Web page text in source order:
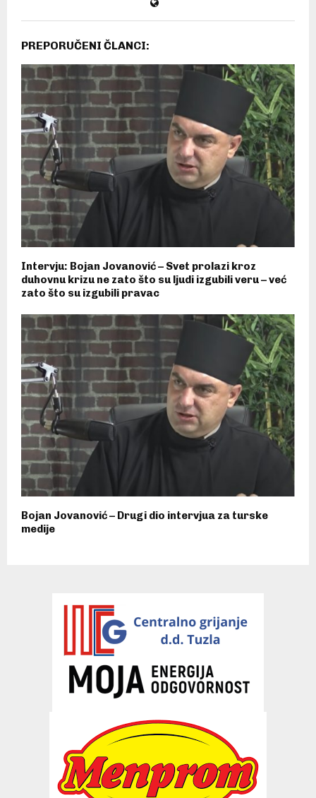
PREPORUČENI ČLANCI:
Intervju: Bojan Jovanović – Svet prolazi kroz
duhovnu krizu ne zato što su ljudi izgubili veru – već
zato što su izgubili pravac
Bojan Jovanović – Drugi dio intervjua za turske
medije